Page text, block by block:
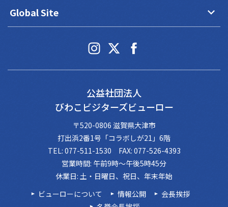
Global Site keyboard_arrow_down
公益社団法人
びわこビジターズビューロー
〒520-0806 滋賀県大津市
打出浜2番1号「コラボしが21」6階
TEL: 077-511-1530 FAX: 077-526-4393
営業時間: 午前9時～午後5時45分
休業日: 土・日曜日、祝日、年末年始
ビューローについて
情報公開
会長挨拶